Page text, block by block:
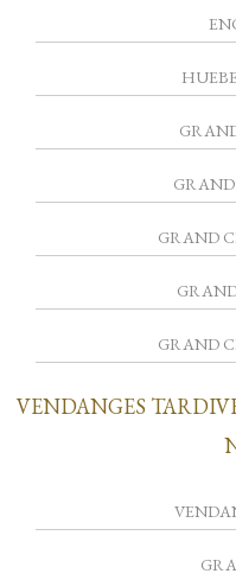
GRAND
GRAND
VENDANGES